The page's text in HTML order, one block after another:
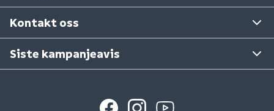
Kontakt oss
Se våre varehus
Siste kampanjeavis